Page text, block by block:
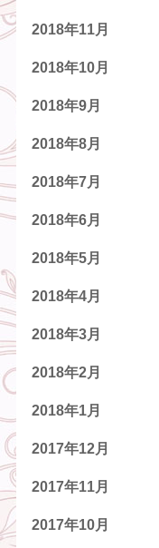
2018年11月
2018年10月
2018年9月
2018年8月
2018年7月
2018年6月
2018年5月
2018年4月
2018年3月
2018年2月
2018年1月
2017年12月
2017年11月
2017年10月